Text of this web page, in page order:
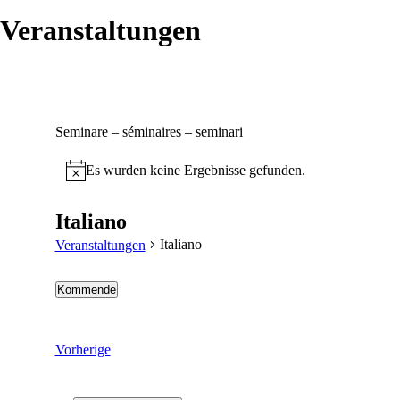
Veranstaltungen
Seminare – séminaires – seminari
Es wurden keine Ergebnisse gefunden.
Italiano
Veranstaltungen Italiano
Kommende
Datum
VorherigeVeranstaltungen